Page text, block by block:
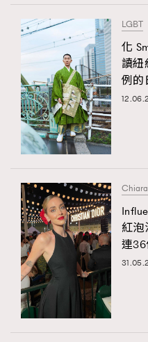
向
大時
煲
玩
本人已詳閱並同意遵
當巨蟹座遇上處女
LGBT
化
讀紐
例的
紅泡
連36